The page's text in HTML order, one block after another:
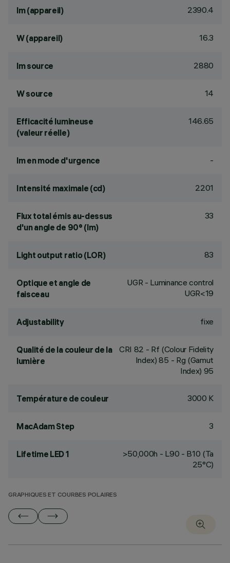
lm (appareil) 2390.4
W (appareil) 16.3
lm source 2880
W source 14
Efficacité lumineuse
(valeur réelle)
146.65
lm en mode d'urgence -
Intensité maximale (cd) 2201
Flux total émis au-dessus
d'un angle de 90° (lm)
33
Light output ratio (LOR) 83
Optique et angle de
faisceau
UGR - Luminance control
UGR<19
Adjustability fixe
Qualité de la couleur de la
lumière
CRI 82 - Rf (Colour Fidelity
Index) 85 - Rg (Gamut
Index) 95
Température de couleur 3000 K
MacAdam Step 3
Lifetime LED 1
>50,000h - L90 - B10 (Ta
25°C)
GRAPHIQUES ET COURBES POLAIRES